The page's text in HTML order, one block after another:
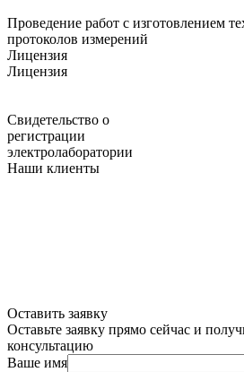
Проведение работ с изготовлением
протоколов измерений
Лицензия
Лицензия
Свидетельство о
регистрации
электролаборатории
Наши клиенты
Оставить заявку
Оставьте заявку прямо сейчас и
консультацию
Ваше имя